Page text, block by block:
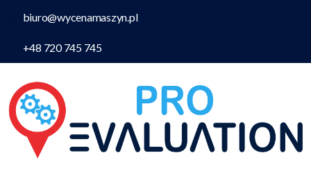
biuro@wycenamaszyn.pl
+48 720 745 745